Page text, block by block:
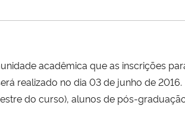
acadêmica que as inscrições
realizado no dia 03 de junho de 2016.
do curso), alunos de pós-